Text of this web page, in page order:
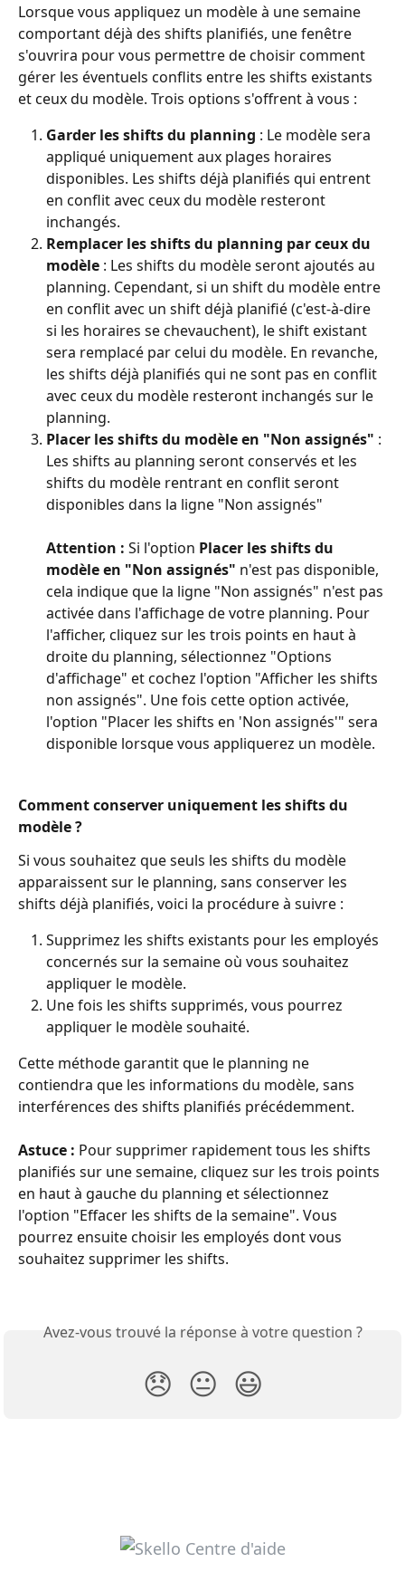
Lorsque vous appliquez un modèle à une semaine
comportant déjà des shifts planifiés, une fenêtre
s'ouvrira pour vous permettre de choisir comment
gérer les éventuels conflits entre les shifts existants
et ceux du modèle. Trois options s'offrent à vous :
Garder les shifts du planning : Le modèle sera
appliqué uniquement aux plages horaires
disponibles. Les shifts déjà planifiés qui entrent
en conflit avec ceux du modèle resteront
inchangés.
Remplacer les shifts du planning par ceux du
modèle : Les shifts du modèle seront ajoutés au
planning. Cependant, si un shift du modèle entre
en conflit avec un shift déjà planifié (c'est-à-dire
si les horaires se chevauchent), le shift existant
sera remplacé par celui du modèle. En revanche,
les shifts déjà planifiés qui ne sont pas en conflit
avec ceux du modèle resteront inchangés sur le
planning.
Placer les shifts du modèle en "Non assignés" :
Les shifts au planning seront conservés et les
shifts du modèle rentrant en conflit seront
disponibles dans la ligne "Non assignés"
Attention : Si l'option Placer les shifts du
modèle en "Non assignés" n'est pas disponible,
cela indique que la ligne "Non assignés" n'est pas
activée dans l'affichage de votre planning. Pour
l'afficher, cliquez sur les trois points en haut à
droite du planning, sélectionnez "Options
d'affichage" et cochez l'option "Afficher les shifts
non assignés". Une fois cette option activée,
l'option "Placer les shifts en 'Non assignés'" sera
disponible lorsque vous appliquerez un modèle.
Comment conserver uniquement les shifts du
modèle ?
Si vous souhaitez que seuls les shifts du modèle
apparaissent sur le planning, sans conserver les
shifts déjà planifiés, voici la procédure à suivre :
Supprimez les shifts existants pour les employés
concernés sur la semaine où vous souhaitez
appliquer le modèle.
Une fois les shifts supprimés, vous pourrez
appliquer le modèle souhaité.
Cette méthode garantit que le planning ne
contiendra que les informations du modèle, sans
interférences des shifts planifiés précédemment.
Astuce : Pour supprimer rapidement tous les shifts
planifiés sur une semaine, cliquez sur les trois points
en haut à gauche du planning et sélectionnez
l'option "Effacer les shifts de la semaine". Vous
pourrez ensuite choisir les employés dont vous
souhaitez supprimer les shifts.
Avez-vous trouvé la réponse à votre question ?
😞 😐 😃